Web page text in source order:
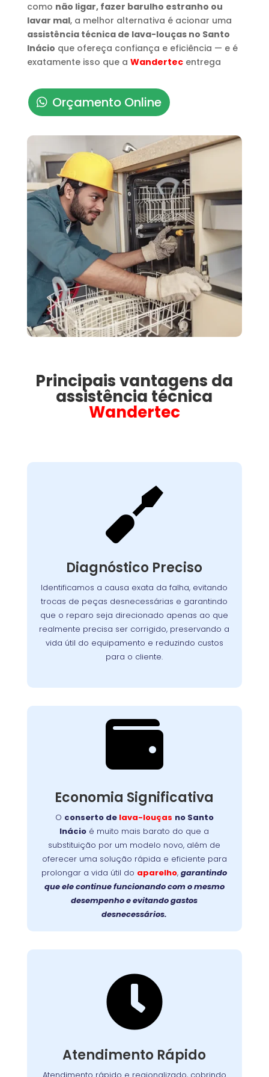
como não ligar, fazer barulho estranho ou
lavar mal, a melhor alternativa é acionar uma
assistência técnica de lava-louças no Santo
Inácio que ofereça confiança e eficiência — e é
exatamente isso que a Wandertec entrega
Orçamento Online
Principais vantagens da
assistência técnica
Wandertec

Diagnóstico Preciso
Identificamos a causa exata da falha, evitando
trocas de peças desnecessárias e garantindo
que o reparo seja direcionado apenas ao que
realmente precisa ser corrigido, preservando a
vida útil do equipamento e reduzindo custos
para o cliente.
Avaliação Técnica
Detalhada
Nosso processo detalhado garante que cada
com atenção. Utilizamos equipamentos de
a origem dos problemas.
Assim, evitamos
reparos desnecessários, preservamos a vida útil
do aparelho e asseguramos que o cliente
pague apenas pelo que realmente precisa ser
corrigido.

Economia Significativa
O conserto de lava-louças no Santo
Inácio é muito mais barato do que a
substituição por um modelo novo, além de
oferecer uma solução rápida e eficiente para
prolongar a vida útil do aparelho,garantindo
que ele continue funcionando com o mesmo
desempenho e evitando gastos
desnecessários.
Custo-Benefício
Garantido
Recuperar o desempenho do seu
equipamento é simples e rápido. O
conserto
de
lava-louças
no Santo Inácio
garante
mais durabilidade, evita trocas caras e devolve
a eficiência original ao seu aparelho.
Faça a
escolha inteligente:
prolongue a vida útil da
sua lava-louças com um reparo profissional e
de qualidade!

Atendimento Rápido
Suporte Ágil e Eficiente
Com equipes preparadas e logística eficiente,
chegamos até você com agilidade, em
região metropolitana
atendimento é planejado para solucionar o
problema no menor tempo possível,